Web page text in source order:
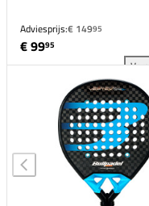
Adviesprijs:€ 14995
€ 9995